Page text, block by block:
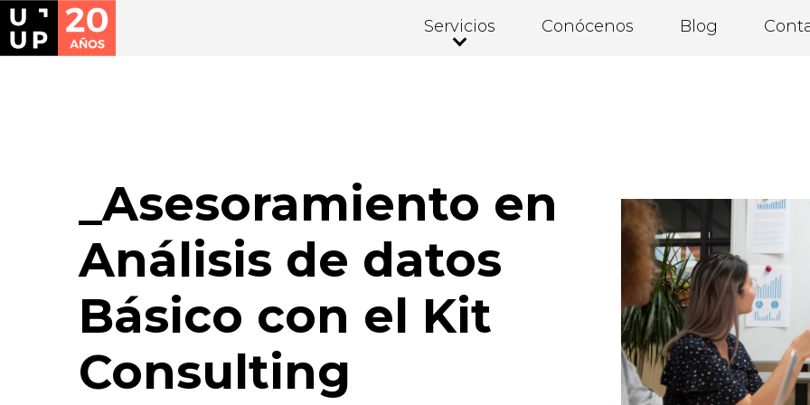
Servicios Conócenos Blog
Asesoramiento en
Análisis de datos
Básico con el Kit
Consulting